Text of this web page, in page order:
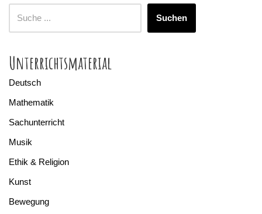
Suchen
Unterrichtsmaterial
Deutsch
Mathematik
Sachunterricht
Musik
Ethik & Religion
Kunst
Bewegung